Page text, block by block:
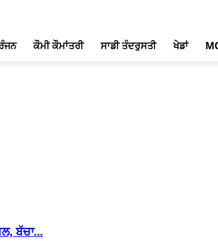
ਕੌਮੀ ਕੌਮਾਂਤਰੀ ਸਾਡੀ ਤੰਦਰੁਸਤੀ ਖੇਡਾਂ
ਬੱਚਾ...